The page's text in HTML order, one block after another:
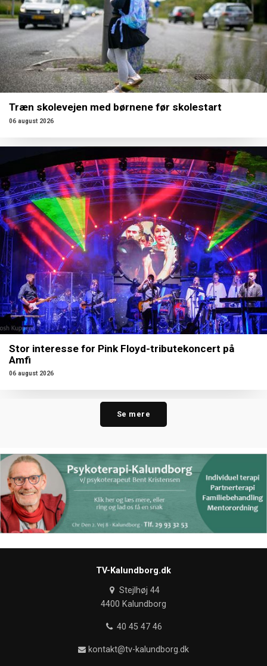
Træn skolevejen med børnene før skolestart
06 august 2026
Stor interesse for Pink Floyd-tributekoncert på
Amfi
06 august 2026
Se mere
TV-Kalundborg.dk
Stejlhøj 44
4400 Kalundborg
40 45 47 46
kontakt@tv-kalundborg.dk